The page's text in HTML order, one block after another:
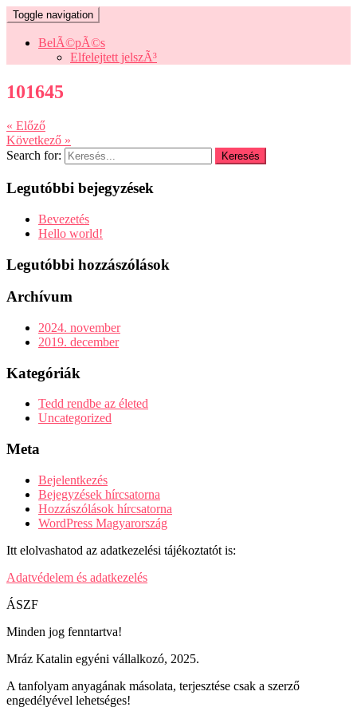
Toggle navigation
BelÃ©pÃ©s
Elfelejtett jelszÃ³
101645
« Előző
Következő »
Search for:
Legutóbbi bejegyzések
Bevezetés
Hello world!
Legutóbbi hozzászólások
Archívum
2024. november
2019. december
Kategóriák
Tedd rendbe az életed
Uncategorized
Meta
Bejelentkezés
Bejegyzések hírcsatorna
Hozzászólások hírcsatorna
WordPress Magyarország
Itt elolvashatod az adatkezelési tájékoztatót is:
Adatvédelem és adatkezelés
ÁSZF
Minden jog fenntartva!
Mráz Katalin egyéni vállalkozó, 2025.
A tanfolyam anyagának másolata, terjesztése csak a szerző
engedélyével lehetséges!